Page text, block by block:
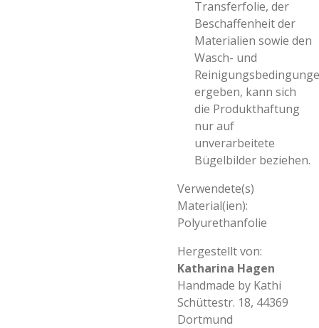
Transferfolie, der
Beschaffenheit der
Materialien sowie den
Wasch- und
ergeben, kann sich
die Produkthaftung
nur auf
unverarbeitete
Bügelbilder beziehen.
Verwendete(s)
Material(ien):
Polyurethanfolie
Hergestellt von:
Katharina Hagen
Handmade by Kathi
Schüttestr. 18, 44369
Dortmund